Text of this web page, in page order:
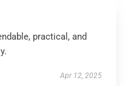
practical, and
Apr 12, 2025